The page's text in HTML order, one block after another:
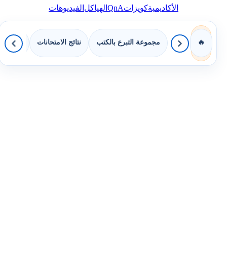
الأكاديميةكويزاتQnAالهياكلالفيديوهات
🔥 مجموعة التبرع بالكتب نتائج الامتحانات